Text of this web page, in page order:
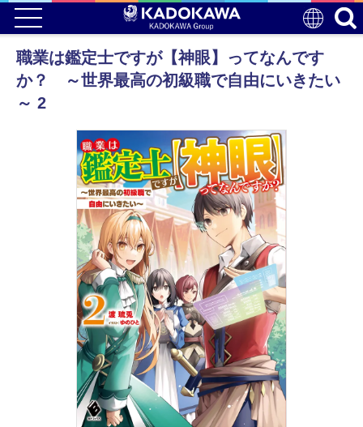
職業は鑑定士ですが【神眼】ってなんです
か？ ～世界最高の初級職で自由にいきたい
～ 2